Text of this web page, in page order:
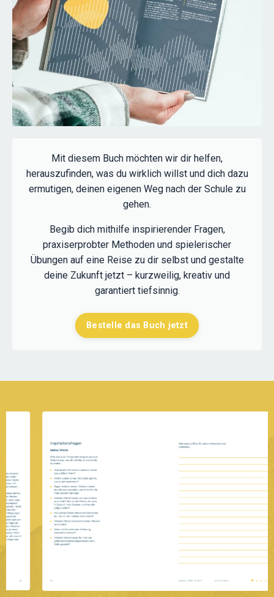
Mit diesem Buch möchten wir dir helfen,
herauszufinden, was du wirklich willst und dich dazu
ermutigen, deinen eigenen Weg nach der Schule zu
gehen.
Begib dich mithilfe inspirierender Fragen,
praxiserprobter Methoden und spielerischer
Übungen auf eine Reise zu dir selbst und gestalte
deine Zukunft jetzt – kurzweilig, kreativ und
garantiert tiefsinnig.
Bestelle das Buch jetzt